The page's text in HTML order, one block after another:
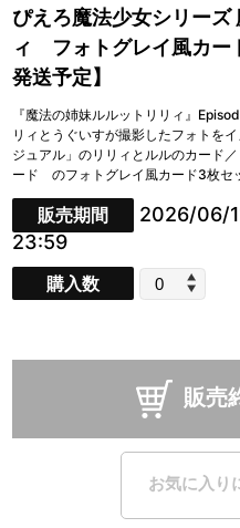
ぴえろ魔法少女シリーズ
ィ フォトグレイ風カー
発送予定】
『魔法の姉妹ルルットリリィ』
リィとうぐいすが撮影したフォトを
ジュアル」のリリィとルルのカード
ード のフォトグレイ風カード3枚セ
販売期間 2026/06/
23:59
購入数
販売
お気に入り